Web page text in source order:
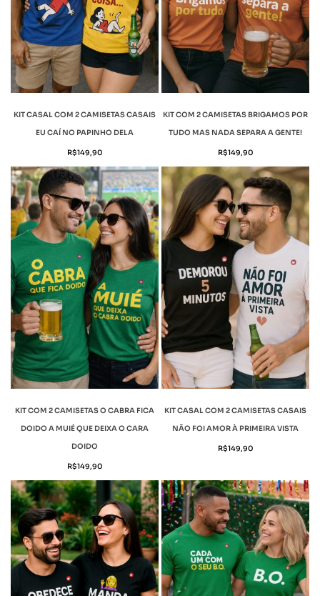
KIT CASAL COM 2 CAMISETAS CASAIS
EU CAÍ NO PAPINHO DELA
R$149,90
KIT COM 2 CAMISETAS BRIGAMOS POR
TUDO MAS NADA SEPARA A GENTE!
R$149,90
KIT COM 2 CAMISETAS O CABRA FICA
DOIDO A MUIÉ QUE DEIXA O CARA
DOIDO
R$149,90
KIT CASAL COM 2 CAMISETAS CASAIS
NÃO FOI AMOR À PRIMEIRA VISTA
R$149,90